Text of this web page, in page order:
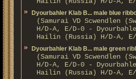
Dyourbahler Klab B... male blue
(Samurai VD Scwendlen
H/D-A, E/D-0 -
Hailin (Russia) H/D-A, E/
Dyourbahler Klab B... male green
(Samurai VD Scwendlen
H/D-A, E/D-0 -
Hailin (Russia) H/D-A, E/